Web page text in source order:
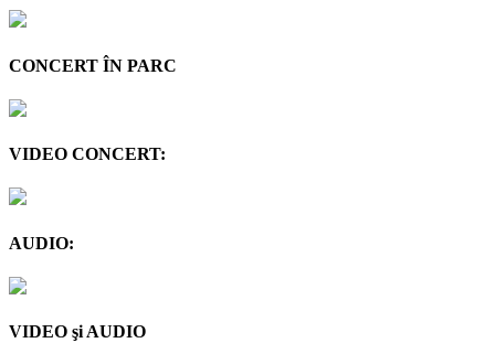
CONCERT ÎN PARC
VIDEO CONCERT:
AUDIO:
VIDEO şi AUDIO